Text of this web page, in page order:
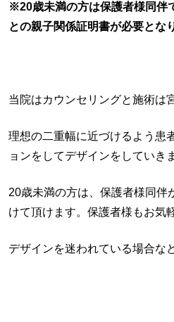
※20歳未満の方は保護者様同伴
との親子関係証明書が必要とな
当院はカウンセリングと施術は
理想の二重幅に近づけるよう患
ョンをしてデザインをしていき
20歳未満の方は、保護者様同伴
けて頂けます。保護者様もお気
デザインを迷われている場合な